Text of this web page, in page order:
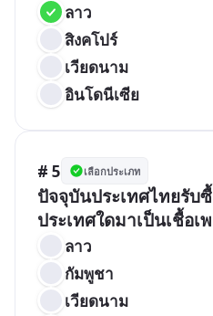
ลาว
สิงคโปร์
เวียดนาม
อินโดนีเซีย
# 5 เลือกประเภท
ปัจจุบันประเทศไทยรับ
ประเทศใดมาเป็นเชื้อ
ลาว
กัมพูชา
เวียดนาม